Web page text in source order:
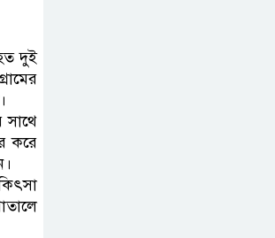
দুই
সাথে
করে